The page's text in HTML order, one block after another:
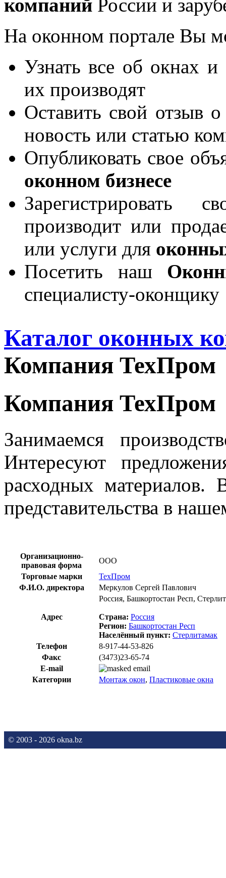
компаний России и
На оконном портале Вы
Узнать все об окнах и
их производят
Оставить свой отзыв
новость или статью
Опубликовать свое
оконном бизнесе
производит или
или услуги для
Посетить наш
специалисту-оконщику
Каталог оконных
Компания ТехПром
Компания ТехПром
Занимаемся
Интересуют
расходных материалов.
представительства в
Организационно-
правовая форма
ООО
Торговые марки
ТехПром
Ф.И.О. директора
Меркулов Сергей Павлович
Адрес
Россия, Башкортостан Респ,
Страна: Россия
Регион: Башкортостан Респ
Населённый пункт: Стерлитамак
Телефон
8-917-44-53-826
Факс
(3473)23-65-74
E-mail
Категории
Монтаж окон, Пластиковые окна
© 2003 - 2026 okna.bz